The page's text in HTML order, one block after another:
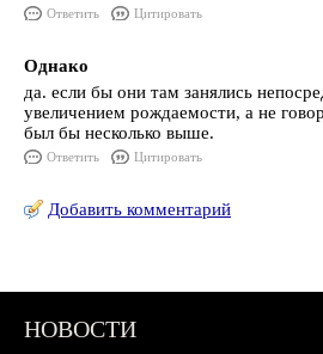
Ответить Цитировать
Однако
да. если бы они там занялись
увеличением рождаемости, а не
был бы несколько выше.
Ответить Цитировать
Добавить комментарий
НОВОСТИ